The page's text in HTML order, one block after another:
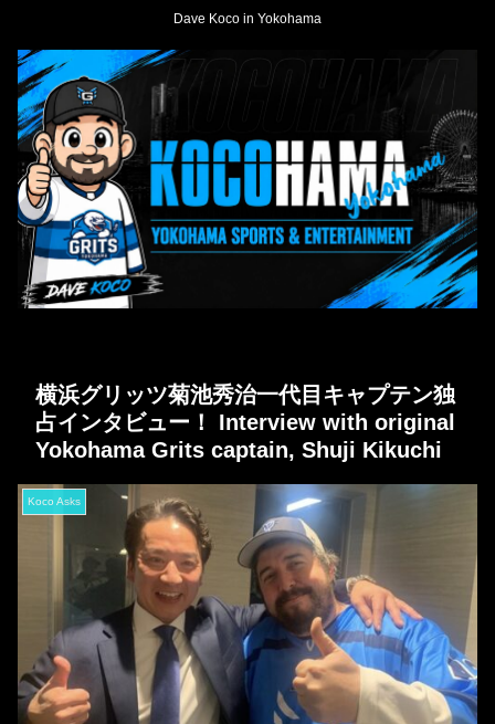
Dave Koco in Yokohama
横浜グリッツ菊池秀治一代目キャプテン独
占インタビュー！ Interview with original
Yokohama Grits captain, Shuji Kikuchi
Koco Asks